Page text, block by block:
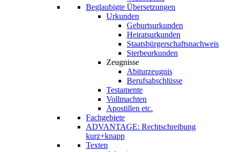
Beglaubigte Übersetzungen
Urkunden
Geburtsurkunden
Heiratsurkunden
Staatsbürgerschaftsnachweis
Sterbeurkunden
Zeugnisse
Abiturzeugnis
Berufsabschlüsse
Testamente
Vollmachten
Apostillen etc.
Fachgebiete
ADVANTAGE: Rechtschreibung
kurz+knapp
Texten